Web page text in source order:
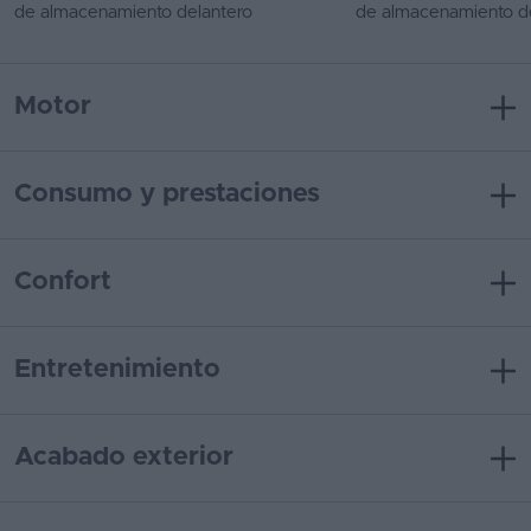
de almacenamiento delantero de almacenamiento
Motor
Consumo y prestaciones
Confort
Entretenimiento
Acabado exterior